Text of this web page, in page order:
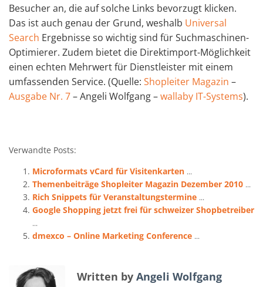
Besucher an, die auf solche Links bevorzugt klicken.
Das ist auch genau der Grund, weshalb Universal
Search Ergebnisse so wichtig sind für Suchmaschinen-
Optimierer. Zudem bietet die Direktimport-Möglichkeit
einen echten Mehrwert für Dienstleister mit einem
umfassenden Service. (Quelle: Shopleiter Magazin –
Ausgabe Nr. 7– Angeli Wolfgang –wallaby IT-Systems).
Verwandte Posts:
Microformats vCard für Visitenkarten ...
Themenbeiträge Shopleiter Magazin Dezember 2010 ...
Rich Snippets für Veranstaltungstermine ...
Google Shopping jetzt frei für schweizer Shopbetreiber
...
dmexco – Online Marketing Conference ...
Written by Angeli Wolfgang